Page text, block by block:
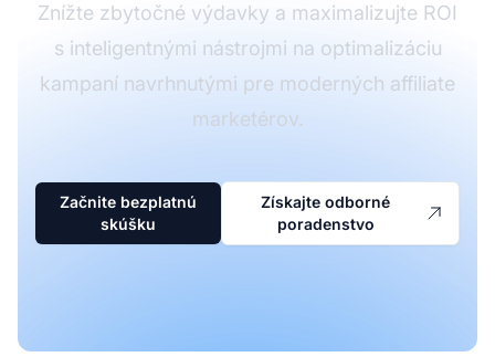
Znížte zbytočné výdavky a maximalizujte ROI
s inteligentnými nástrojmi na optimalizáciu
kampaní navrhnutými pre moderných affiliate
marketérov.
Začnite bezplatnú
skúšku
Získajte odborné
poradenstvo